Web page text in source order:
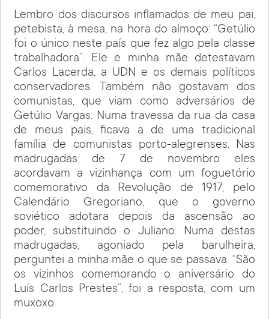
Lembro dos discursos inflamados de meu pai,
petebista, à mesa, na hora do almoço: “Getúlio
foi o único neste país que fez algo pela classe
trabalhadora”. Ele e minha mãe detestavam
Carlos Lacerda, a UDN e os demais políticos
conservadores. Também não gostavam dos
comunistas, que viam como adversários de
Getúlio Vargas. Numa travessa da rua da casa
de meus pais, ficava a de uma tradicional
família de comunistas porto-alegrenses. Nas
madrugadas de 7 de novembro eles
acordavam a vizinhança com um foguetório
comemorativo da Revolução de 1917, pelo
Calendário Gregoriano, que o governo
soviético adotara depois da ascensão ao
poder, substituindo o Juliano. Numa destas
madrugadas, agoniado pela barulheira,
perguntei a minha mãe o que se passava. “São
os vizinhos comemorando o aniversário do
Luís Carlos Prestes”, foi a resposta, com um
muxoxo.